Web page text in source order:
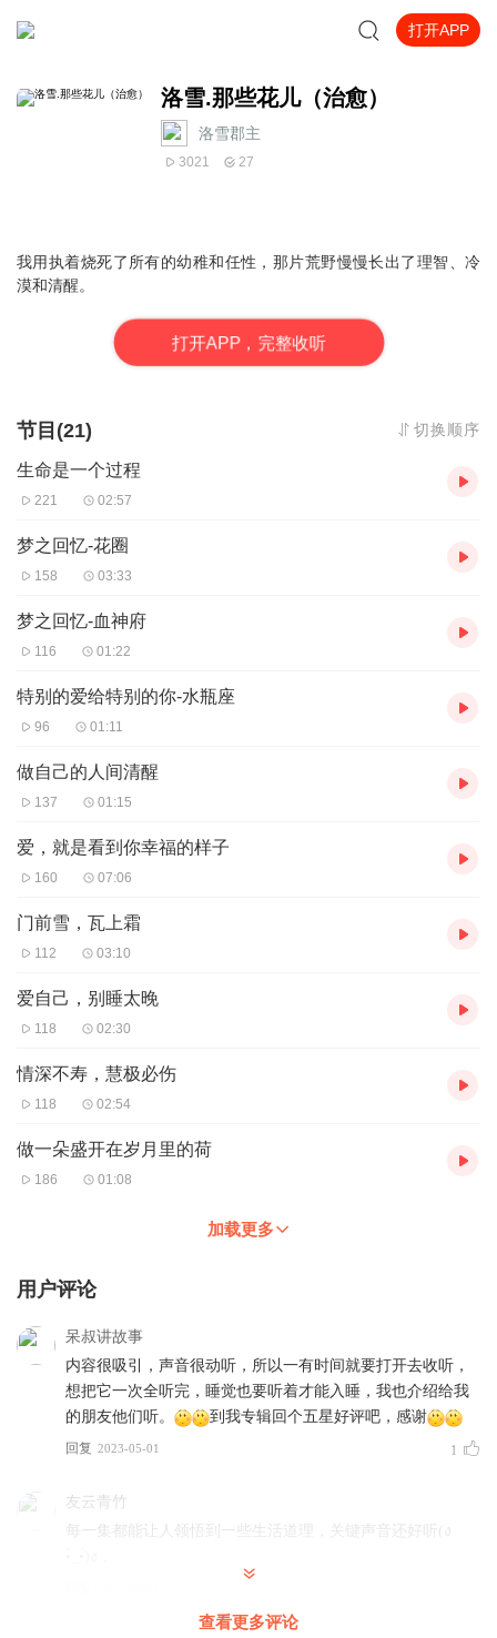
打开APP
洛雪.那些花儿（治愈）
洛雪郡主
3021 27
我用执着烧死了所有的幼稚和任性，那片荒野慢慢长出了理智、冷
漠和清醒。
打开APP，完整收听
节目(21) 切换顺序
生命是一个过程
221 02:57
梦之回忆-花圈
158 03:33
梦之回忆-血神府
116 01:22
特别的爱给特别的你-水瓶座
96 01:11
做自己的人间清醒
137 01:15
爱，就是看到你幸福的样子
160 07:06
门前雪，瓦上霜
112 03:10
爱自己，别睡太晚
118 02:30
情深不寿，慧极必伤
118 02:54
做一朵盛开在岁月里的荷
186 01:08
加载更多
用户评论
呆叔讲故事
内容很吸引，声音很动听，所以一有时间就要打开去收听，
想把它一次全听完，睡觉也要听着才能入睡，我也介绍给我
的朋友他们听。
到我专辑回个五星好评吧，感谢
回复 2023-05-01 1
友云青竹
每一集都能让人领悟到一些生活道理，关键声音还好听(ง
查看更多评论